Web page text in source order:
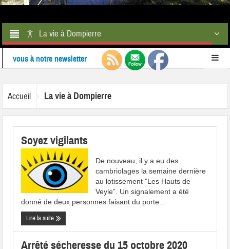
La vie à Dompierre
Retrouvez-nous également surFacebook
vous à notre newsletter
Accueil La vie à Dompierre
Soyez vigilants
De nouveau, il y a eu des
cambriolages la semaine dernière
au lotissement ”Les Hauts de
Veyle”. Un signalement a été
donné de deux personnes faisant du porte...
Lire la suite
Arrêté sécheresse du 15 octobre 2020